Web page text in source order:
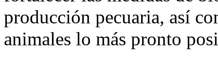
producción pecuaria, así
animales lo más pronto